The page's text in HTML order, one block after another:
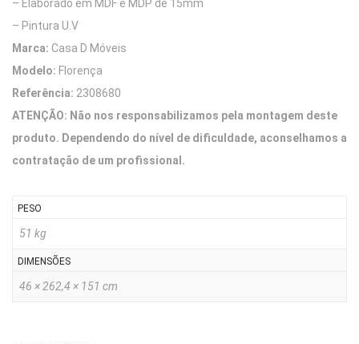
– Elaborado em MDF e MDP de 15mm
– Pintura U.V
Marca: Casa D Móveis
Modelo: Florença
Referência: 2308680
ATENÇÃO: Não nos responsabilizamos pela montagem deste
produto. Dependendo do nível de dificuldade, aconselhamos a
contratação de um profissional.
PESO
51 kg
DIMENSÕES
46 × 262,4 × 151 cm